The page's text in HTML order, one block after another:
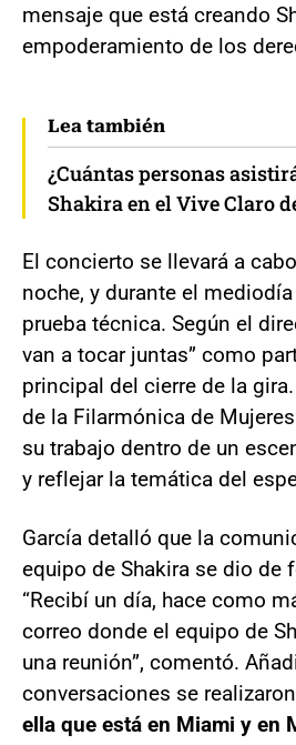
mensaje que está creando
empoderamiento de los
Lea también
¿Cuántas personas
Shakira en el Vive Claro
El concierto se llevará a
noche, y durante el
prueba técnica. Según el
van a tocar juntas” como
principal del cierre de la
de la Filarmónica de
su trabajo dentro de un
y reflejar la temática del
García detalló que la
equipo de Shakira se dio de
“Recibí un día, hace como
correo donde el equipo de
una reunión”, comentó.
conversaciones se realizaron
ella que está en Miami y en